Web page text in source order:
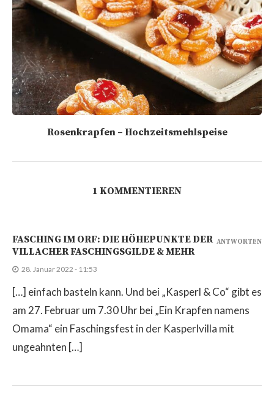
Rosenkrapfen – Hochzeitsmehlspeise
1 KOMMENTIEREN
FASCHING IM ORF: DIE HÖHEPUNKTE DER
VILLACHER FASCHINGSGILDE & MEHR
28. Januar 2022 - 11:53
[…] einfach basteln kann. Und bei „Kasperl & Co“ gibt es
am 27. Februar um 7.30 Uhr bei „Ein Krapfen namens
Omama“ ein Faschingsfest in der Kasperlvilla mit
ungeahnten […]
ANTWORTEN